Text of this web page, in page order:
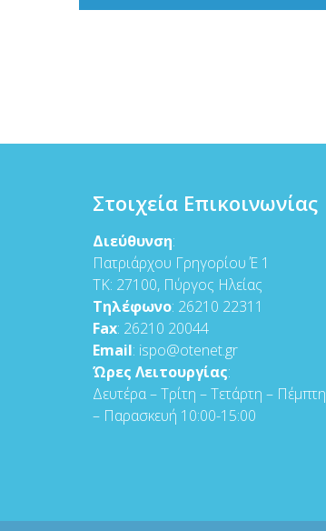
Στοιχεία Επικοινωνίας
Διεύθυνση:
Πατριάρχου Γρηγορίου Έ 1
ΤΚ: 27100, Πύργος Ηλείας
Τηλέφωνο: 26210 22311
Fax: 26210 20044
Email: ispo@otenet.gr
Ώρες Λειτουργίας:
Δευτέρα – Τρίτη – Τετάρτη – Πέμπτη
– Παρασκευή 10:00-15:00